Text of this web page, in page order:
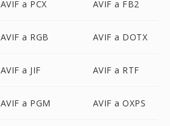
AVIF a PCX AVIF a FB2
AVIF a RGB AVIF a DOTX
AVIF a JIF AVIF a RTF
AVIF a PGM AVIF a OXPS